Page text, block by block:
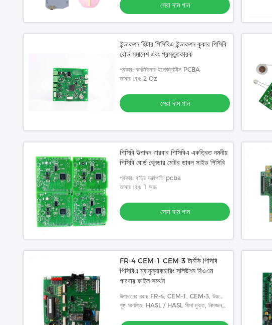
সেরা দাম পান
ইন্ডাকশন হিটার পিসিবিএ ইন্ডাকশন কুকার পিসিবি
বোর্ড সমাবেশ এবং প্রস্তুতকারক
প্রকার: কনজিউমার ইলেকট্রনিক্স PCBA
তামার বেধ: 2 Oz
সেরা দাম পান
পিসিবি উত্পাদন গারবার পিসিবিএ একত্রিত নমনীয়
পিসিবি বোর্ড ব্লেন্ডার মোটর ডাবল সাইড পিসিবি
প্রকার: বাড়ির যন্ত্রপাতি pcba
তামার বেধ: 1 অজ
সেরা দাম পান
FR-4 CEM-1 CEM-3 টার্নকি পিসিবি
পিসিবিএ ম্যানুফ্যাকচারিং সলিউশন বিওএম
গারবার ফাইল সমর্থন
উপাদানের ধরন: FR-4, CEM-1, CEM-3, উচ্চ
TG, FR4 হ্যালোজেন মুক্ত, রজার্স
পৃষ্ঠ সমাপ্তি: HASL / HASL সীসা মুক্ত, নিমজ্জন